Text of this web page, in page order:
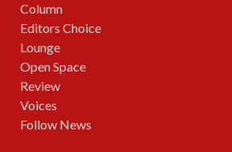
Column
Editors Choice
Lounge
Open Space
Review
Voices
Follow News